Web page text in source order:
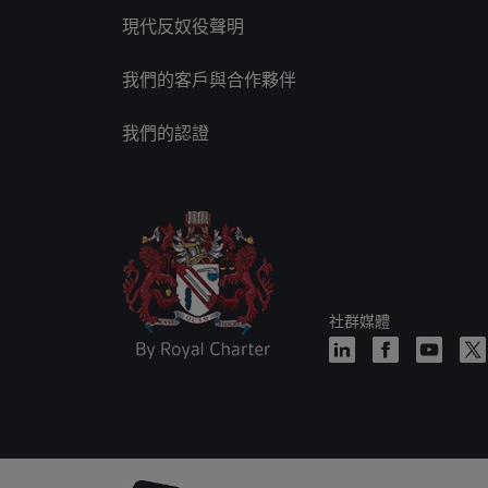
現代反奴役聲明
我們的客戶與合作夥伴
我們的認證
社群媒體